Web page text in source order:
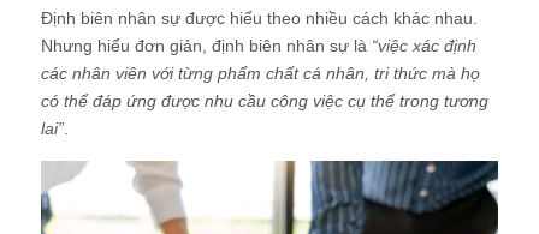
Định biên nhân sự được hiểu theo nhiều cách khác nhau.
Nhưng hiểu đơn giản, định biên nhân sự là “việc xác định
các nhân viên với từng phẩm chất cá nhân, tri thức mà họ
có thể đáp ứng được nhu cầu công việc cụ thể trong tương
lai”